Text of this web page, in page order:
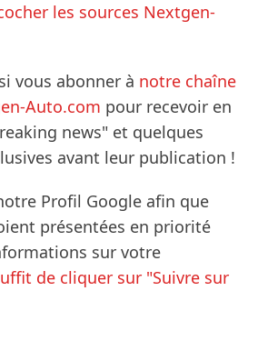
les sources Nextgen-
vous abonner à notre chaîne
Auto.com pour recevoir en
news" et quelques
avant leur publication !
Profil Google afin que
présentées en priorité
sur votre
de cliquer sur "Suivre sur